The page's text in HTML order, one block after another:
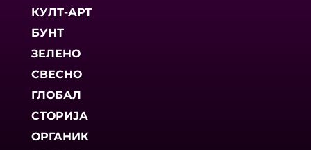
КУЛТ-АРТ
БУНТ
ЗЕЛЕНО
СВЕСНО
ГЛОБАЛ
СТОРИЈА
ОРГАНИК